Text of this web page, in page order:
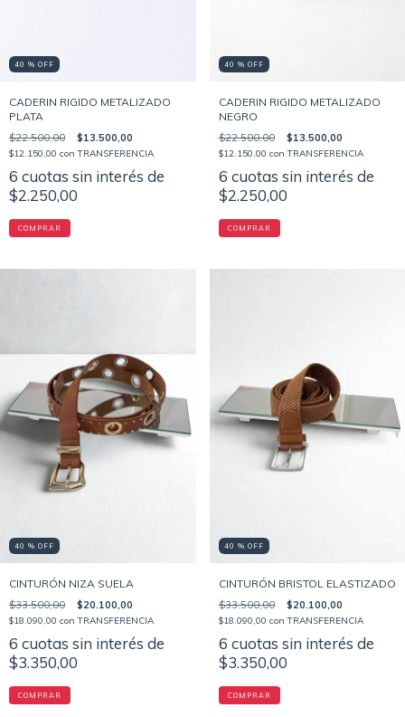
40 % OFF
CADERIN RIGIDO METALIZADO
PLATA
$22.500,00 $13.500,00
$12.150,00 con TRANSFERENCIA
6 cuotas sin interés de
$2.250,00
COMPRAR
40 % OFF
CADERIN RIGIDO METALIZADO
NEGRO
$22.500,00 $13.500,00
$12.150,00 con TRANSFERENCIA
6 cuotas sin interés de
$2.250,00
COMPRAR
40 % OFF
CINTURÓN NIZA SUELA
$33.500,00 $20.100,00
$18.090,00 con TRANSFERENCIA
6 cuotas sin interés de
$3.350,00
COMPRAR
40 % OFF
CINTURÓN BRISTOL ELASTIZADO
$33.500,00 $20.100,00
$18.090,00 con TRANSFERENCIA
6 cuotas sin interés de
$3.350,00
COMPRAR